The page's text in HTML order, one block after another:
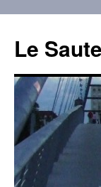
contenu
Le